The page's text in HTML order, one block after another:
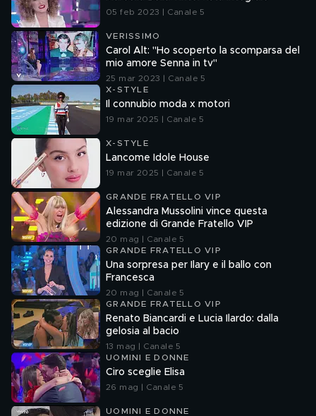
05 feb 2023 | Canale 5
VERISSIMO
Carol Alt: "Ho scoperto la scomparsa del
mio amore Senna in tv"
25 mar 2023 | Canale 5
X-STYLE
Il connubio moda x motori
19 mar 2025 | Canale 5
X-STYLE
Lancome Idole House
19 mar 2025 | Canale 5
GRANDE FRATELLO VIP
Alessandra Mussolini vince questa
edizione di Grande Fratello VIP
20 mag | Canale 5
GRANDE FRATELLO VIP
Una sorpresa per Ilary e il ballo con
Francesca
20 mag | Canale 5
GRANDE FRATELLO VIP
Renato Biancardi e Lucia Ilardo: dalla
gelosia al bacio
13 mag | Canale 5
UOMINI E DONNE
Ciro sceglie Elisa
26 mag | Canale 5
UOMINI E DONNE